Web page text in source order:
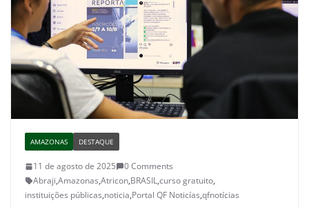
AMAZONAS DESTAQUE
11 de agosto de 2025
0 Comments
Abraji,Amazonas,Atricon,BRASIL,curso gratuito,
instituições públicas,noticia,Portal QF Noticías,qfnotícias